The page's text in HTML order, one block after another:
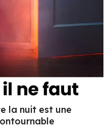
la nuit est une